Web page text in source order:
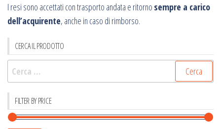
I resi sono accettati con trasporto andata e ritorno sempre a carico
dell’acquirente, anche in caso di rimborso.
CERCA IL PRODOTTO
Ricerca
per:
FILTER BY PRICE